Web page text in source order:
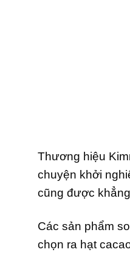
Thương hiệu
chuyện khởi
cũng được
Các sản phẩm
chọn ra hạt